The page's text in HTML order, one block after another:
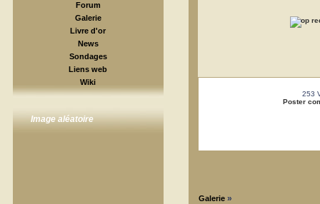
Forum
Galerie
Livre d'or
News
Sondages
Liens web
Wiki
Image aléatoire
253
Poster
Galerie »